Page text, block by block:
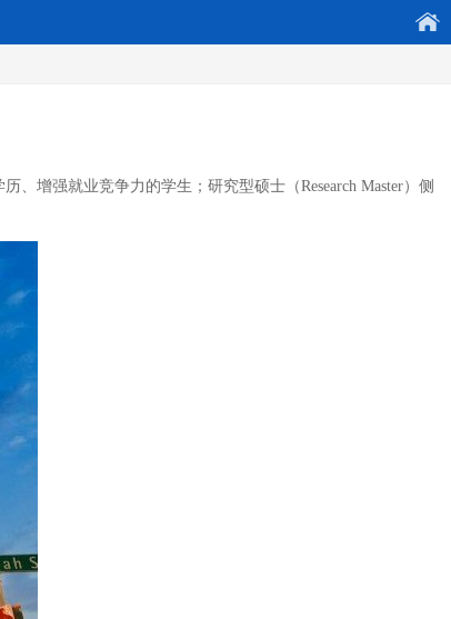
增强就业竞争力的学生；研究型硕士（Research Master）侧